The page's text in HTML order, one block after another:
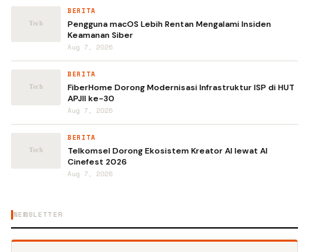
BERITA
Pengguna macOS Lebih Rentan Mengalami Insiden
Keamanan Siber
Aug 7, 2026
BERITA
FiberHome Dorong Modernisasi Infrastruktur ISP di HUT
APJII ke-30
Aug 7, 2026
BERITA
Telkomsel Dorong Ekosistem Kreator AI lewat AI
Cinefest 2026
Aug 7, 2026
NEWSLETTER